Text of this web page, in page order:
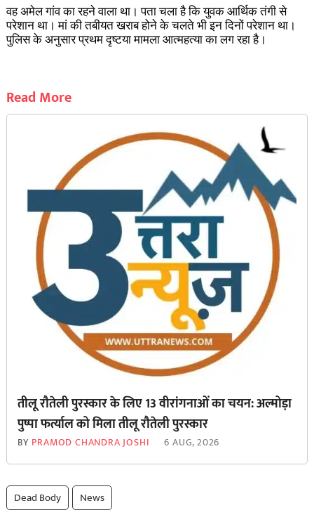
वह अमेल गांव का रहने वाला था। पता चला है कि युवक आर्थिक तंगी से
परेशान था। मां की तबीयत खराब होने के चलते भी इन दिनों परेशान था।
पुलिस के अनुसार प्रथम दृष्टया मामला आत्महत्या का लग रहा है।
Read More
तीलू रौतेली पुरस्कार के लिए 13 वीरांगनाओं का चयन: अल्मोड़ा
पुष्पा फर्त्याल को मिला तीलू रौतेली पुरस्कार
BY PRAMOD CHANDRA JOSHI 6 AUG, 2026
Dead Body News